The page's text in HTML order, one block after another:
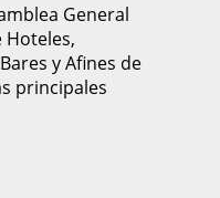
General
Hoteles,
y Afines de
principales